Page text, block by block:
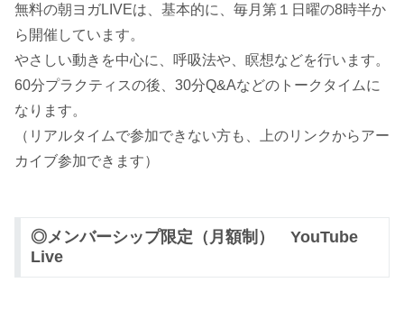
無料の朝ヨガLIVEは、基本的に、毎月第１日曜の8時半か
ら開催しています。
やさしい動きを中心に、呼吸法や、瞑想などを行います。
60分プラクティスの後、30分Q&Aなどのトークタイムに
なります。
（リアルタイムで参加できない方も、上のリンクからアー
カイブ参加できます）
◎メンバーシップ限定（月額制） YouTube
Live